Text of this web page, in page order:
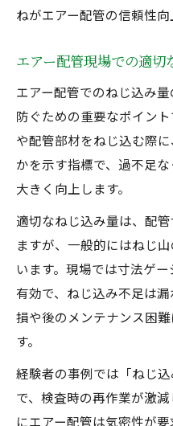
ねがエアー配管の信頼性向
エアー配管現場での適切
エアー配管でのねじ込み
防ぐための重要なポイン
や配管部材をねじ込む際
かを示す指標で、過不足
大きく向上します。
適切なねじ込み量は、配
ますが、一般的にはねじ
います。現場では寸法ゲ
有効で、ねじ込み不足は
損や後のメンテナンス困
す。
経験者の事例では「ねじ
で、検査時の再作業が激
にエアー配管は気密性が